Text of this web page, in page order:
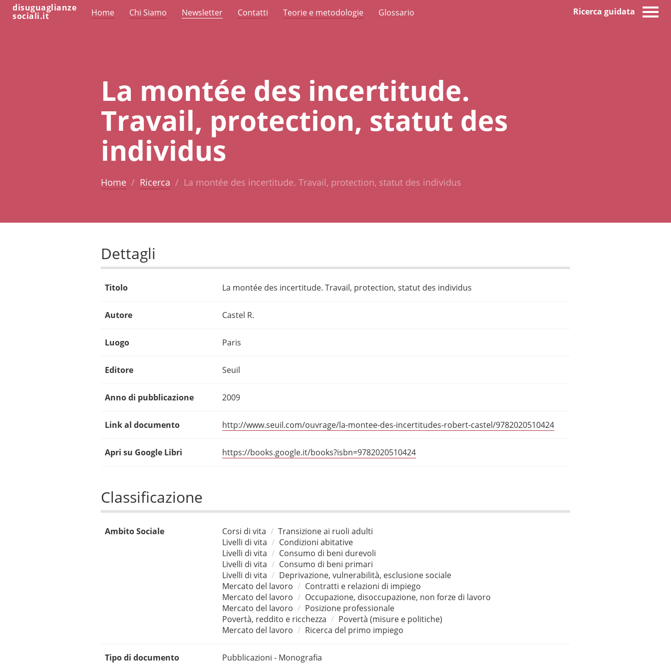
disuguaglianze
sociali.it Home Chi Siamo Newsletter Contatti Teorie e metodologie Glossario Ricerca guidata
La montée des incertitude.
Travail, protection, statut des
individus
Home Ricerca La montée des incertitude. Travail, protection, statut des individus
Dettagli
Titolo La montée des incertitude. Travail, protection, statut des individus
Autore Castel R.
Luogo Paris
Editore Seuil
Anno di pubblicazione 2009
Link al documento http://www.seuil.com/ouvrage/la-montee-des-incertitudes-robert-castel/9782020510424
Apri su Google Libri https://books.google.it/books?isbn=9782020510424
Classificazione
Ambito Sociale Corsi di vita
Transizione ai ruoli adulti
Livelli di vita
Condizioni abitative
Livelli di vita
Consumo di beni durevoli
Livelli di vita
Consumo di beni primari
Livelli di vita
Deprivazione, vulnerabilità, esclusione sociale
Mercato del lavoro
Contratti e relazioni di impiego
Mercato del lavoro
Occupazione, disoccupazione, non forze di lavoro
Mercato del lavoro
Posizione professionale
Povertà, reddito e ricchezza
Povertà (misure e politiche)
Mercato del lavoro
Ricerca del primo impiego
Tipo di documento Pubblicazioni - Monografia